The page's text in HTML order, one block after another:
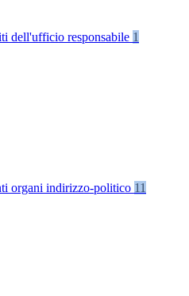
dell'ufficio responsabile 1
organi indirizzo-politico 11